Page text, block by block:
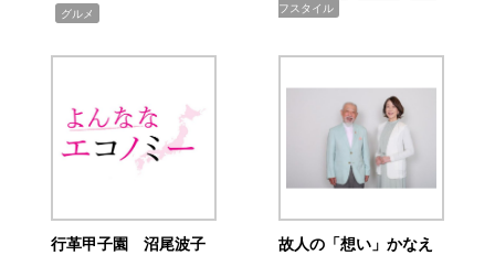
グルメ
フスタイル
行革甲子園 沼尾波子
故人の「想い」かなえ